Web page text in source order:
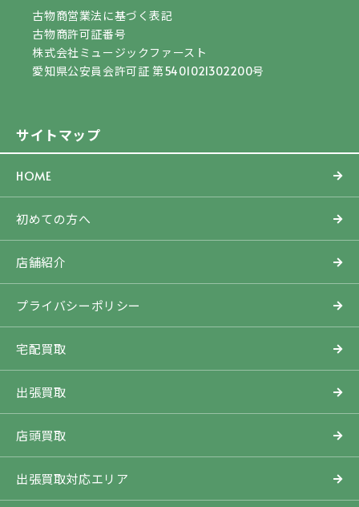
サイトマップ
HOME
初めての方へ
店舗紹介
プライバシーポリシー
宅配買取
出張買取
店頭買取
出張買取対応エリア
古物商営業法に基づく表記
古物商許可証番号
株式会社ミュージックファースト
愛知県公安員会許可証 第5401021302200号